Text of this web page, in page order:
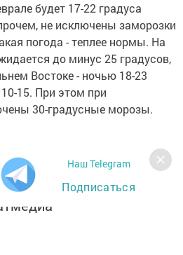
будет 17-22 градуса
не исключены заморозки
погода - теплее нормы. На
до минус 25 градусов,
Востоке - ночью 18-23
15. При этом при
30-градусные морозы.
и интересным в
Наш Telegram
Подписаться